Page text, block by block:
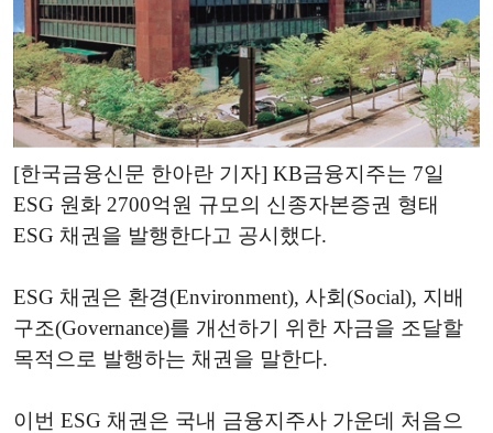
[한국금융신문 한아란 기자] KB금융지주는 7일
ESG 원화 2700억원 규모의 신종자본증권 형태
ESG 채권을 발행한다고 공시했다.
ESG 채권은 환경(Environment), 사회(Social), 지배
구조(Governance)를 개선하기 위한 자금을 조달할
목적으로 발행하는 채권을 말한다.
이번 ESG 채권은 국내 금융지주사 가운데 처음으